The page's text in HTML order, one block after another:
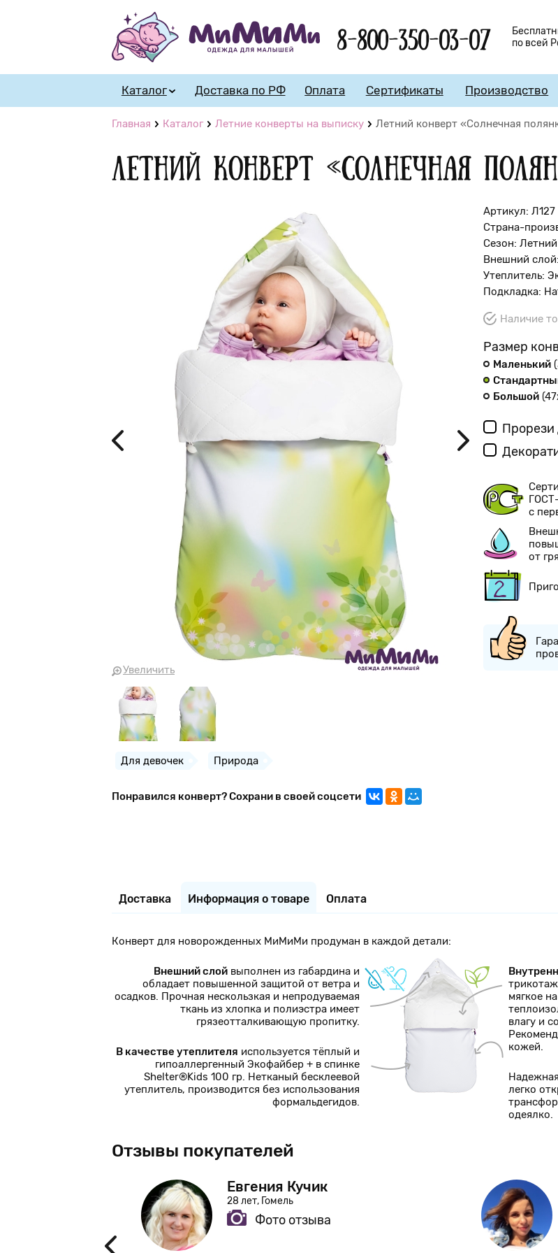
8-800-350-03-07
по всей
Каталог Доставка по РФ Оплата Сертификаты Производство
Главная Каталог Летние конверты на выписку Летний конверт «Солнечная
Летний конверт «Солнечная
Увеличить
Для девочек Природа
Понравился конверт? Сохрани в своей соцсети
Артикул: Л127
Страна-
Сезон: Летний
Внешний
Утеплитель:
Подкладка:
Наличие
Размер
Маленький
Большой
Прорези
с
от
Доставка Информация о товаре Оплата
Конверт для новорожденных МиМиМи продуман в каждой детали:
Внешний слой выполнен из габардина и
обладает повышенной защитой от ветра и
осадков. Прочная нескользкая и непродуваемая
ткань из хлопка и полиэстра имеет
грязеотталкивающую пропитку.
В качестве утеплителя используется тёплый и
гипоаллергенный Экофайбер + в спинке
Shelter®Kids 100 гр. Нетканый бесклеевой
утеплитель, производится без использования
формальдегидов.
мягкое
влагу и
кожей.
легко
одеялко.
Отзывы покупателей
Евгения Кучик
28 лет, Гомель
Фото отзыва